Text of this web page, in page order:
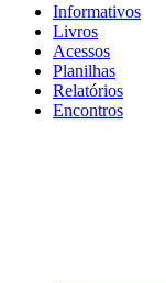
Informativos
Livros
Acessos
Planilhas
Relatórios
Encontros